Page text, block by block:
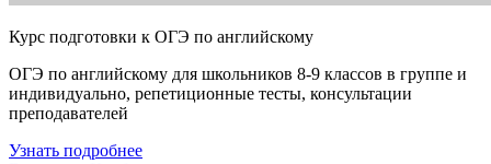
Курс подготовки к ОГЭ по английскому
ОГЭ по английскому для школьников 8-9 классов в группе и
индивидуально, репетиционные тесты, консультации
преподавателей
Узнать подробнее